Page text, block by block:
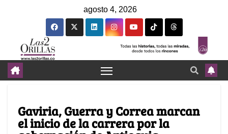
agosto 4, 2026
Gaviria, Guerra y Correa marcan
el inicio de la carrera por la